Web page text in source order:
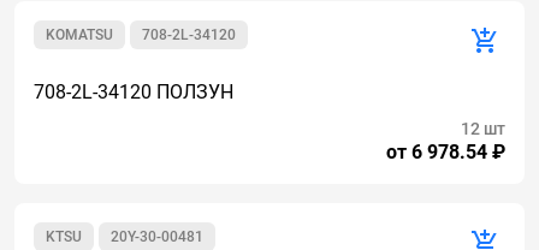
708-2L-34120
KOMATSU
708-2L-34120 ПОЛЗУН
от 6 978.54 ₽
12 шт
20Y-30-00481
KTSU